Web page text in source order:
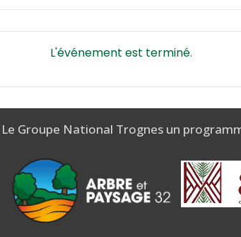
L'événement est terminé.
Le Groupe National Trognes un